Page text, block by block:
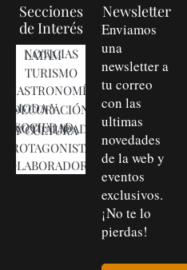
Secciones
de Interés
NOTICIAS LATAM
TURISMO
GASTRONOMÍA
MODA Y DECORACIÓN
SOCIEDAD, ACTUALIDAD Y CULTURA
PROTAGONISTAS
COLABORADORES
Newsletter
Enviamos
una
newsletter a
tu correo
con las
ultimas
novedades
de la web y
eventos
exclusivos.
¡No te lo
pierdas!